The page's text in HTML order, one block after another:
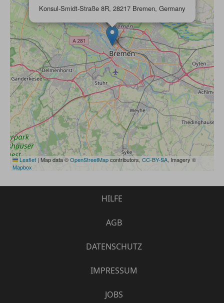
Konsul-Smidt-Straße 8R, 28217 Bremen, Germany
Leaflet | Map data ©OpenStreetMapcontributors, CC-BY-SA , Imagery ©
Mapbox
HILFE
AGB
DATENSCHUTZ
IMPRESSUM
JOBS